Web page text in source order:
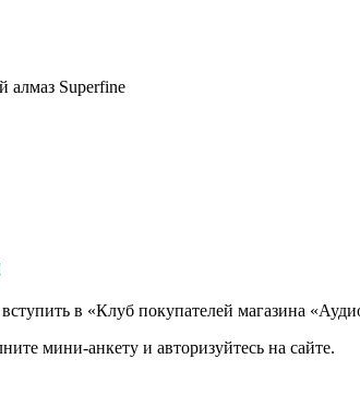
алмаз Superfine
в «Клуб покупателей магазина
мини-анкету и авторизуйтесь на сайте.